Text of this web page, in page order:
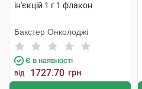
ін'єкцій 1 г 1 флакон
Бакстер Онколоджі
Є в наявності
від 1727.70 грн